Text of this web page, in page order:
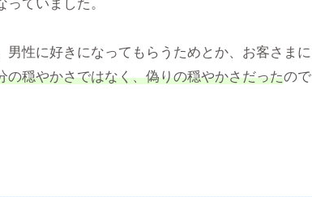
ていました。
性に好きになってもらうためとか、お客さまに
の穏やかさではなく、偽りの穏やかさだったので